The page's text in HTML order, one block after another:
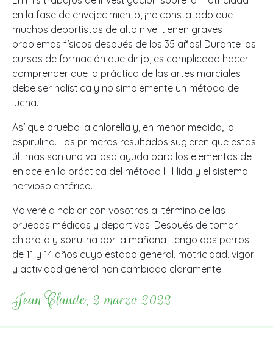
en la fase de envejecimiento, ¡he constatado que
muchos deportistas de alto nivel tienen graves
problemas físicos después de los 35 años! Durante los
cursos de formación que dirijo, es complicado hacer
comprender que la práctica de las artes marciales
debe ser holística y no simplemente un método de
lucha.
Así que pruebo la chlorella y, en menor medida, la
espirulina. Los primeros resultados sugieren que estas
últimas son una valiosa ayuda para los elementos de
enlace en la práctica del método H.Hida y el sistema
nervioso entérico.
Volveré a hablar con vosotros al término de las
pruebas médicas y deportivas. Después de tomar
chlorella y spirulina por la mañana, tengo dos perros
de 11 y 14 años cuyo estado general, motricidad, vigor
y actividad general han cambiado claramente.
Jean Claude, 2 marzo 2022